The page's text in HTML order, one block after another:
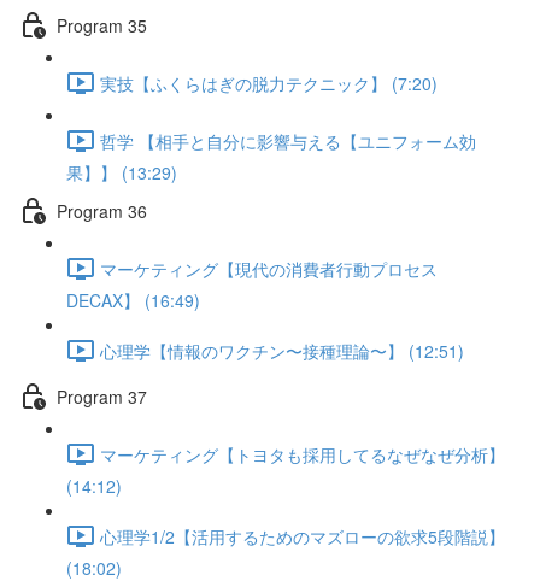
Program 35
実技【ふくらはぎの脱力テクニック】 (7:20)
哲学 【相手と自分に影響与える【ユニフォーム効
果】】 (13:29)
Program 36
マーケティング【現代の消費者行動プロセス
DECAX】 (16:49)
心理学【情報のワクチン〜接種理論〜】 (12:51)
Program 37
マーケティング【トヨタも採用してるなぜなぜ分析】
(14:12)
心理学1/2【活用するためのマズローの欲求5段階説】
(18:02)